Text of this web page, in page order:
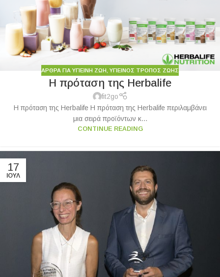
ΆΡΘΡΑ ΓΙΑ ΥΓΙΕΙΝΉ ΖΩΉ ΥΓΙΕΙΝΟΣ ΤΡΟΠΟΣ ΖΩΗΣ
Η πρόταση της Herbalife
fit2go
Η πρόταση της Herbalife Η πρόταση της Herbalife περιλαμβάνει
μια σειρά προϊόντων κ...
CONTINUE READING
17
ΙΟΎΛ